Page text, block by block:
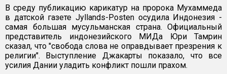
В среду публикацию карикатур на пророка Мухаммеда
в датской газете Jyllands-Posten осудила Индонезия -
самая большая мусульманская страна. Официальный
представитель индонезийского МИДа Юри Тамрин
сказал, что "свобода слова не оправдывает презрения к
религии". Выступление Джакарты показало, что все
усилия Дании уладить конфликт пошли прахом.